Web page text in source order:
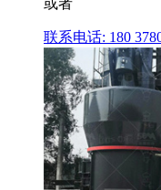
联系电话: 180